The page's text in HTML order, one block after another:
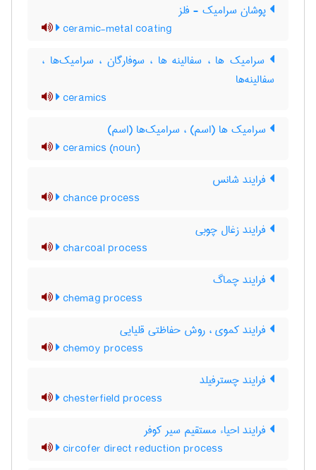
پوشان سرامیک - فلز
ceramic-metal coating
سرامیک ها ، سفالینه ها ، سوفارگان ، سرامیک‌ها ،
سفالینه‌ها
ceramics
سرامیک ها (اسم) ، سرامیک‌ها (اسم)
ceramics (noun)
فرایند شانس
chance process
فرایند زغال چوبی
charcoal process
فرایند چماگ
chemag process
فرایند کموی ، روش حفاظتی قلیایی
chemoy process
فرایند چسترفیلد
chesterfield process
فرایند احیاء مستقیم سیر کوفر
circofer direct reduction process